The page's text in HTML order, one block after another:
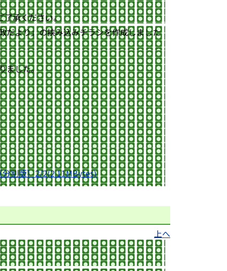
了承ください。
だより」の挟み込みチラシを作成しました
ました。
割版）2/2(2.11MBytes)
上へ